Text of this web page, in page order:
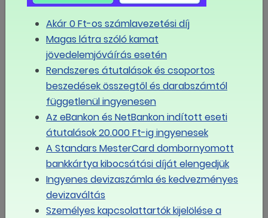
Eseménynaptár
augusztus
2026
Ke Sze Csü Pé Szo
28 29 30 31 1
4 5 6 7 8
11 12
Akár 0 Ft-os számlavezetési díj
Magas látra szóló kamat
jövedelemjóváírás esetén
Rendszeres átutalások és csoportos
beszedések összegtől és darabszámtól
függetlenül ingyenesen
Az eBankon és NetBankon indított eseti
átutalások 20.000 Ft-ig ingyenesek
A Standars MesterCard dombornyomott
bankkártya kibocsátási díját elengedjük
Ingyenes devizaszámla és kedvezményes
devizaváltás
Személyes kapcsolattartók kijelölése a